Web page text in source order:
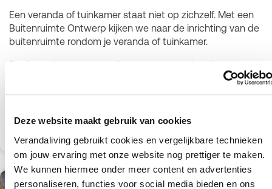
Deze website maakt gebruik van cookies
Verandaliving gebruikt cookies en vergelijkbare technieken
om jouw ervaring met onze website nog prettiger te maken.
We kunnen hiermee onder meer content en advertenties
personaliseren, functies voor social media bieden en ons
Een veranda of tuinkamer staat niet op zichzelf. Met een
Buitenruimte Ontwerp kijken we naar de inrichting van de
buitenruimte rondom je veranda of tuinkamer.
Denk aan bestrating, verlichting, routing, zichtlijnen,
materiaalkeuzes en de samenhang tussen woning,
Lees meer